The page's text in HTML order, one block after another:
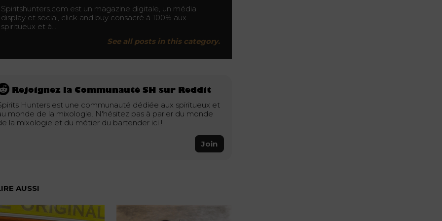
Spiritshunters.com est un magazine digitale, un média
display et social, click and buy consacré à 100% aux
spiritueux et à…
See all posts in this category.
Rejoignez la Communauté SH sur Reddit
Hunters est une communauté dédiée aux spiritueux et
monde de la mixologie. N'hésitez pas à parler du monde
la mixologie et du métier du bartender ici !
Join
AUSSI